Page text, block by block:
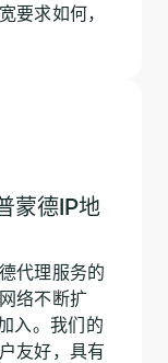
要求如何，
蒙德IP地
代理服务的
络不断扩
入。我们的
友好，具有